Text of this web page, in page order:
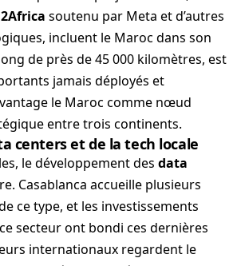
2Africa soutenu par Meta et d’autres
incluent le Maroc dans son
de près de 45 000 kilomètres, est
jamais déployés et
le Maroc comme nœud
entre trois continents.
centers et de la tech locale
le développement des data
Casablanca accueille plusieurs
ce type, et les investissements
secteur ont bondi ces dernières
internationaux regardent le